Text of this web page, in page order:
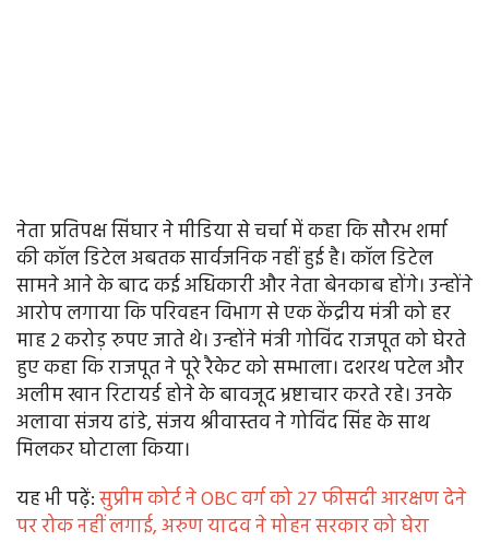
नेता प्रतिपक्ष सिंघार ने मीडिया से चर्चा में कहा कि सौरभ शर्मा
की कॉल डिटेल अबतक सार्वजनिक नहीं हुई है। कॉल डिटेल
सामने आने के बाद कई अधिकारी और नेता बेनकाब होंगे। उन्होंने
आरोप लगाया कि परिवहन विभाग से एक केंद्रीय मंत्री को हर
माह 2 करोड़ रुपए जाते थे। उन्होंने मंत्री गोविंद राजपूत को घेरते
हुए कहा कि राजपूत ने पूरे रैकेट को सम्भाला। दशरथ पटेल और
अलीम खान रिटायर्ड होने के बावजूद भ्रष्टाचार करते रहे। उनके
अलावा संजय ढांडे, संजय श्रीवास्तव ने गोविंद सिंह के साथ
मिलकर घोटाला किया।
यह भी पढे़ं:सुप्रीम कोर्ट ने OBC वर्ग को 27 फीसदी आरक्षण देने
पर रोक नहीं लगाई, अरुण यादव ने मोहन सरकार को घेरा